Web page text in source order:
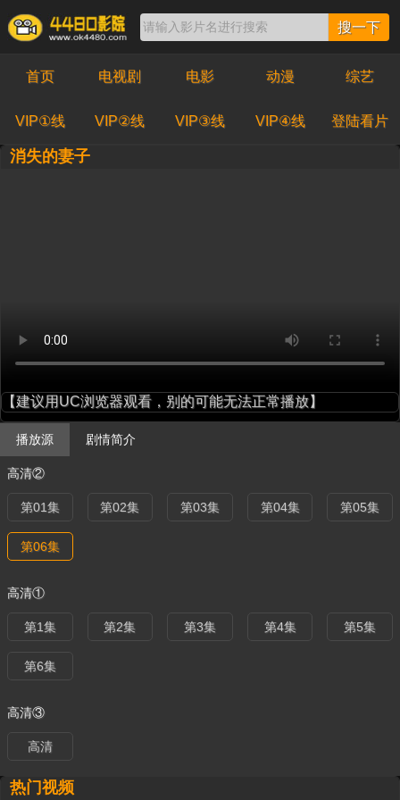
搜一下
首页 电视剧 电影 动漫 综艺
VIP①线 VIP②线 VIP③线 VIP④线 登陆看片
消失的妻子
【建议用UC浏览器观看，别的可能无法正常播放】
播放源 剧情简介
高清②
第01集 第02集 第03集 第04集 第05集
第06集
高清①
第1集 第2集 第3集 第4集 第5集
第6集
高清③
高清
热门视频